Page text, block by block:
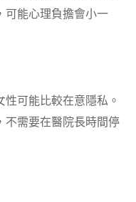
可能心理負擔會小一
可能比較在意隱私。
不需要在醫院長時間停